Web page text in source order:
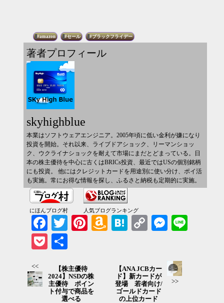
amazon セール ブラックフライデー
著者プロフィール
skyhighblue
本業はソフトウェアエンジニア。2005年頃に低い金利が嫌になり
投資を開始。それ以来、ライブドアショック、リーマンショッ
ク、ウクライナショックを耐えて市場にまだとどまっている。日
本の株主優待を中心に古くはBRICs投資、最近ではUSの個別銘柄
にも投資。 他にはクレジットカードを用途別に使い分け、ポイ活
も実施。常にお得な情報を探し、ふるさと納税も定期的に実施。
にほんブログ村 人気ブログランキング
FacebookTwitter PinterestAmazonHatena
Copy
Messenger
Pocket
<<
【株主優待
2024】NSDの株
主優待 ポイン
ト付与で商品を
選べる
【ANA JCBカー
ド】新カードが
登場 若者向け/
ゴールドカード
の上位カード
>>